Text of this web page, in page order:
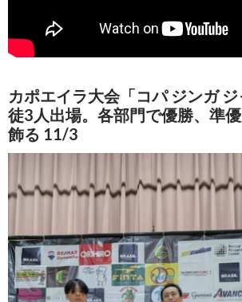
カポエイラ大会「コパ ジンガ
徒3人出場。各部門で優勝、準
飾る 11/3